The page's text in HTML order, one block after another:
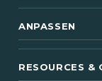
ANPASSEN
RESOURCES &